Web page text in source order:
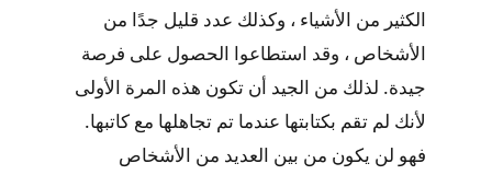
الكثير من الأشياء ، وكذلك عدد قليل جدًا من
الأشخاص ، وقد استطاعوا الحصول على فرصة
جيدة. لذلك من الجيد أن تكون هذه المرة الأولى
لأنك لم تقم بكتابتها عندما تم تجاهلها مع كاتبها.
فهو لن يكون من بين العديد من الأشخاص